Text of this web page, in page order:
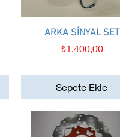
Hızlı Bakış
ARKA SİNYAL SET
Fiyat
₺1.400,00
Sepete Ekle